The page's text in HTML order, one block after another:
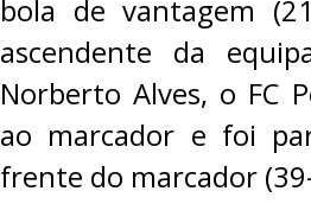
bola de vantagem
ascendente da
Norberto Alves, o FC
ao marcador e foi
frente do marcador